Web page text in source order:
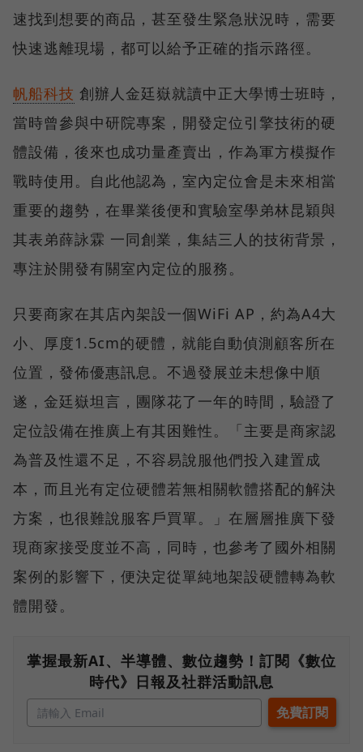
速找到想要的商品，甚至發生緊急狀況時，需要
快速逃離現場，都可以給予正確的指示路徑。
帆船科技 創辦人金廷嶽就讀中正大學博士班時，
當時曾參與中研院專案，開發定位引擎技術的硬
體設備，後來也成功量產賣出，作為軍方模擬作
戰時使用。自此他認為，室內定位會是未來相當
重要的趨勢，在畢業後便和實驗室學弟林昆穎與
其表弟薛詠霖 一同創業，集結三人的技術背景，
專注於開發有關室內定位的服務。
只要商家在其店內架設一個WiFi AP，約為A4大
小、厚度1.5cm的硬體，就能自動偵測顧客所在
位置，發佈優惠訊息。不過發展並未想像中順
遂，金廷嶽坦言，團隊花了一年的時間，驗證了
定位設備在推廣上有其困難性。「主要是商家認
為普及性還不足，不容易說服他們投入建置成
本，而且光有定位硬體若無相關軟體搭配的解決
方案，也很難說服客戶買單。」在層層推廣下發
現商家接受度並不高，同時，也參考了國外相關
案例的影響下，便決定從單純地架設硬體轉為軟
體開發。
掌握最新AI、半導體、數位趨勢！訂閱《數位
時代》日報及社群活動訊息